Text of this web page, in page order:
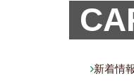
新着情